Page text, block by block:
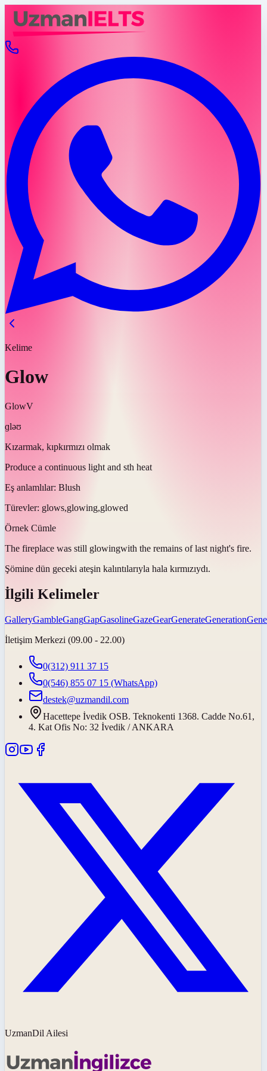
Kelime
Glow
GlowV
ɡləʊ
Kızarmak, kıpkırmızı olmak
Produce a continuous light and sth heat
Eş anlamlılar: Blush
Türevler: glows,glowing,glowed
Örnek Cümle
The fireplace was still glowingwith the remains of last night's fire.
Şömine dün geceki ateşin kalıntılarıyla hala kırmızıydı.
İlgili Kelimeler
GalleryGambleGangGapGasolineGazeGearGenerateGeneration
İletişim Merkezi (09.00 - 22.00)
0(312) 911 37 15
0(546) 855 07 15 (WhatsApp)
destek@uzmandil.com
Hacettepe İvedik OSB. Teknokenti 1368. Cadde No.61,
4. Kat Ofis No: 32 İvedik / ANKARA
UzmanDil Ailesi